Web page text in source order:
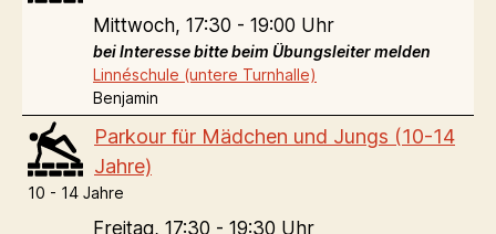
Mittwoch, 17:30 - 19:00 Uhr
bei Interesse bitte beim Übungsleiter melden
Linnéschule (untere Turnhalle)
Benjamin
Parkour für Mädchen und Jungs (10-14
Jahre)
10 - 14 Jahre
Freitag, 17:30 - 19:30 Uhr